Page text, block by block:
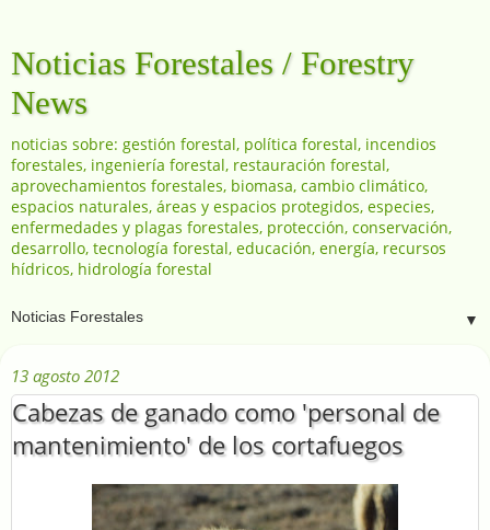
Noticias Forestales / Forestry
News
noticias sobre: gestión forestal, política forestal, incendios
forestales, ingeniería forestal, restauración forestal,
aprovechamientos forestales, biomasa, cambio climático,
espacios naturales, áreas y espacios protegidos, especies,
enfermedades y plagas forestales, protección, conservación,
desarrollo, tecnología forestal, educación, energía, recursos
hídricos, hidrología forestal
▼
13 agosto 2012
Cabezas de ganado como 'personal de
mantenimiento' de los cortafuegos